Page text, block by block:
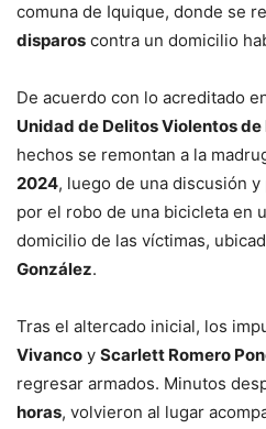
comuna de Iquique, donde se
disparos contra un domicilio
De acuerdo con lo acreditado
Unidad de Delitos Violentos
hechos se remontan a la
2024, luego de una discusión
por el robo de una bicicleta en
domicilio de las víctimas,
González.
Tras el altercado inicial, los
Vivanco y Scarlett Romero
regresar armados. Minutos
horas, volvieron al lugar